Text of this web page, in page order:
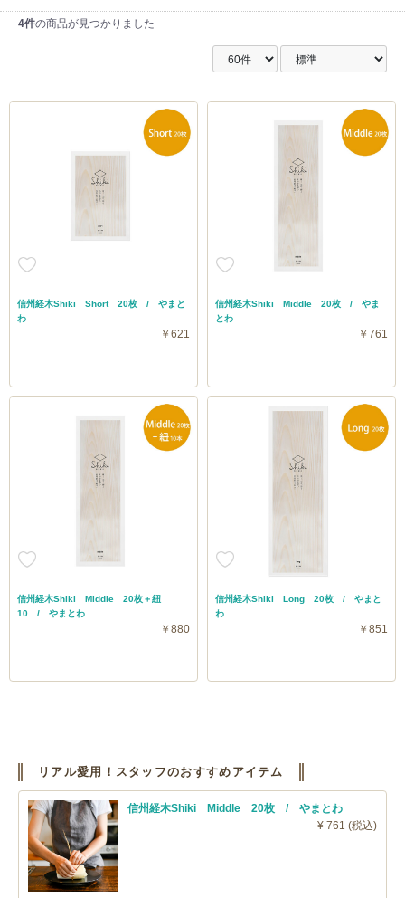
4件の商品が見つかりました
信州経木Shiki Short 20枚 / やまと
わ
￥621
信州経木Shiki Middle 20枚 / やま
とわ
￥761
信州経木Shiki Middle 20枚＋紐
10 / やまとわ
￥880
信州経木Shiki Long 20枚 / やまと
わ
￥851
リアル愛用！スタッフのおすすめアイテム
信州経木Shiki Middle 20枚 / やまとわ
¥ 761 (税込)